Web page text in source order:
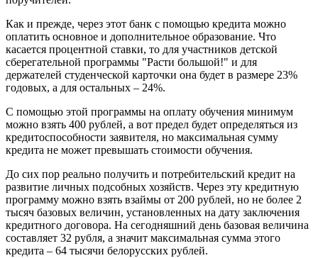
Как и прежде, через этот банк с помощью кредита можно
оплатить основное и дополнительное образование. Что
касается процентной ставки, то для участников детской
сберегательной программы "Расти большой!" и для
держателей студенческой карточки она будет в размере 23%
годовых, а для остальных – 24%.
С помощью этой программы на оплату обучения минимум
можно взять 400 рублей, а вот предел будет определяться из
кредитоспособности заявителя, но максимальная сумму
кредита не может превышать стоимости обучения.
До сих пор реально получить и потребительский кредит на
развитие личных подсобных хозяйств. Через эту кредитную
программу можно взять взаймы от 200 рублей, но не более 2
тысяч базовых величин, установленных на дату заключения
кредитного договора. На сегодняшний день базовая величина
составляет 32 рубля, а значит максимальная сумма этого
кредита – 64 тысячи белорусских рублей.